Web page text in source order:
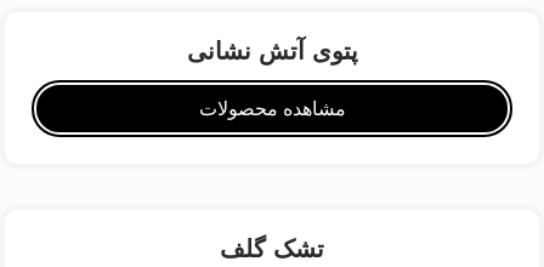
پتوی آتش نشانی
مشاهده محصولات
تشک گلف